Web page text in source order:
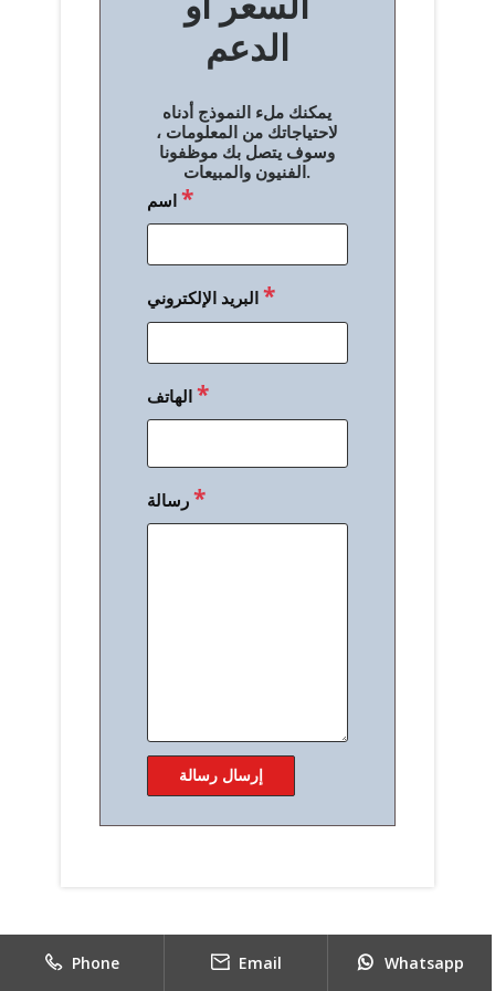
الدعم
يمكنك ملء النموذج أدناه
لاحتياجاتك من المعلومات ،
وسوف يتصل بك موظفونا
الفنيون والمبيعات.
اسم*
البريد الإلكتروني*
الهاتف*
رسالة*
Phone Email Whatsapp